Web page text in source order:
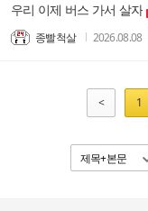
우리 이제 버스 가서 살자
종빨척살 2026.08.08
< 1
제목+본문